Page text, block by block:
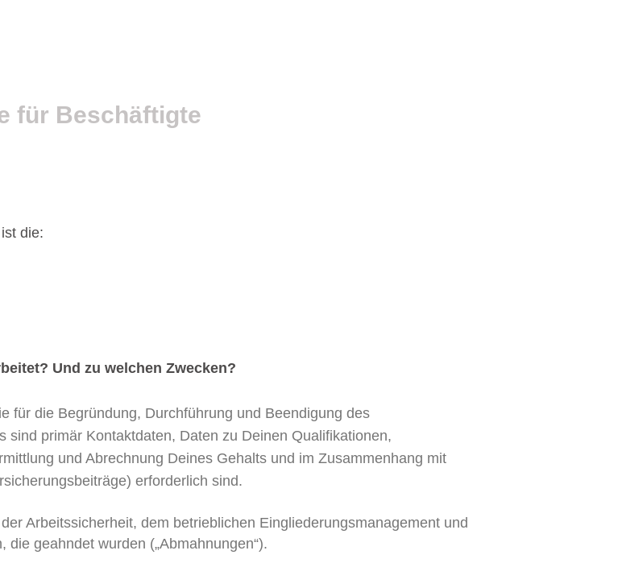
für Beschäftigte
die:
Und zu welchen Zwecken?
für die Begründung, Durchführung und Beendigung des
primär Kontaktdaten, Daten zu Deinen Qualifikationen,
und Abrechnung Deines Gehalts und im Zusammenhang mit
erforderlich sind.
Arbeitssicherheit, dem betrieblichen Eingliederungsmanagement und
geahndet wurden („Abmahnungen“).